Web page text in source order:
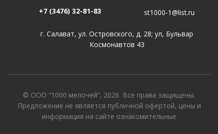
+7 (3476) 32-81-83 st1000-1@list.ru
г. Салават, ул. Островского, д. 28; ул, Бульвар
Космонавтов 43
© ООО “1000 мелочей”, 2026. Все права защищены.
Предложение не является публичной офертой, цены и
информация на сайте ознакомительные